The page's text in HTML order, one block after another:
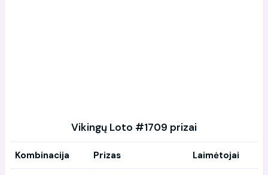
Vikingų Loto #1709 prizai
Kombinacija Prizas Laimėtojai